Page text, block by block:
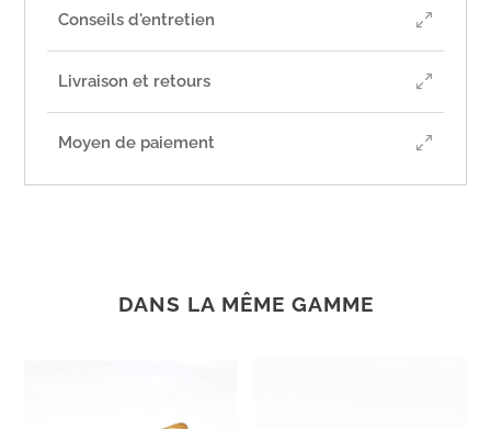
Conseils d'entretien
Livraison et retours
Moyen de paiement
DANS LA MÊME GAMME